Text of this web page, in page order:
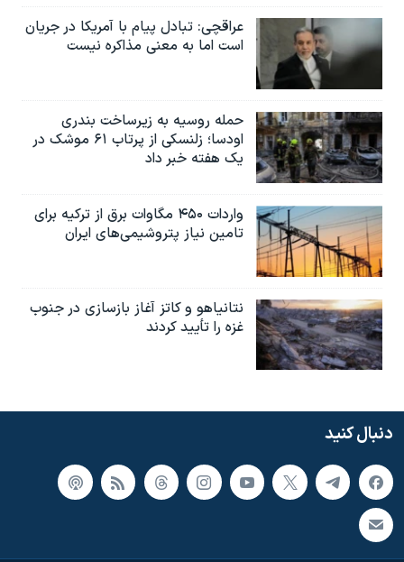
عراقچی: تبادل پیام با آمریکا در جریان
است اما به معنی مذاکره نیست
حمله روسیه به زیرساخت بندری
اودسا؛ زلنسکی از پرتاب ۶۱ موشک در
یک هفته خبر داد
واردات ۴۵۰ مگاوات برق از ترکیه برای
تامین نیاز پتروشیمی‌های ایران
نتانیاهو و کاتز آغاز بازسازی در جنوب
غزه را تأیید کردند
دنبال کنید